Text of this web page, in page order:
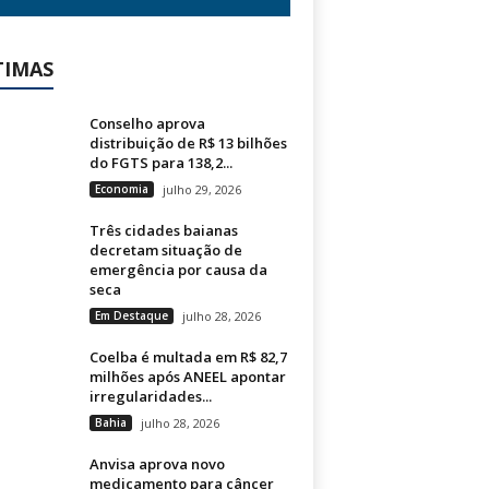
Conselho aprova
distribuição de R$ 13 bilhões
do FGTS para 138,2...
Economia julho 29, 2026
Três cidades baianas
decretam situação de
emergência por causa da
seca
Em Destaque julho 28, 2026
Coelba é multada em R$ 82,7
milhões após ANEEL apontar
irregularidades...
Bahia julho 28, 2026
Anvisa aprova novo
medicamento para câncer